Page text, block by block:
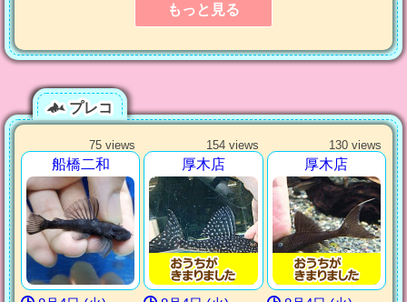
もっと見る
プレコ
75 views
船橋二和
154 views
厚木店
130 views
厚木店